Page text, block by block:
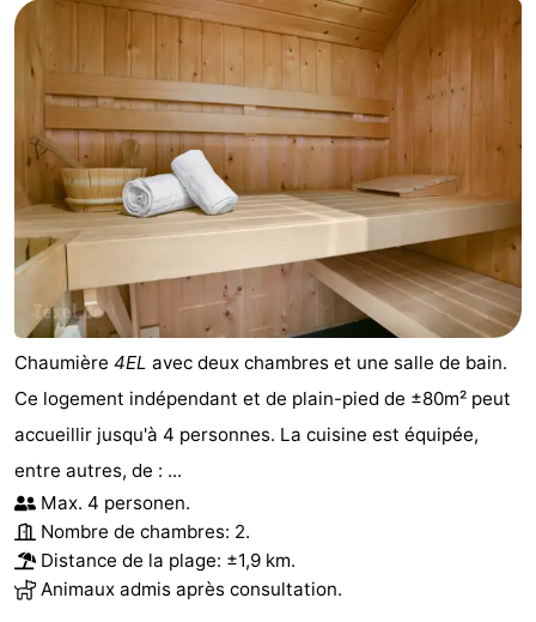
Chaumière 4EL avec deux chambres et une salle de bain.
Ce logement indépendant et de plain-pied de ±80m² peut
accueillir jusqu'à 4 personnes. La cuisine est équipée,
entre autres, de : ...
Max. 4 personen.
Nombre de chambres: 2.
Distance de la plage: ±1,9 km.
Animaux admis après consultation.